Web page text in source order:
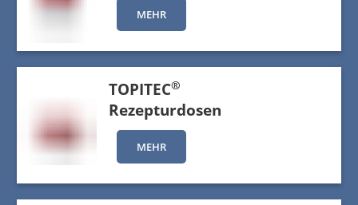
MEHR
TOPITEC®
Rezepturdosen
MEHR